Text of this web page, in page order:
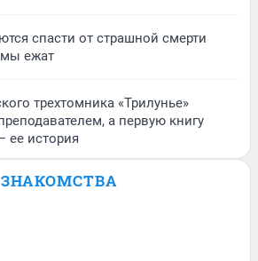
спасти от страшной смерти
ежат
трехтомника «Трилунье»
а первую книгу
ее история
ЗНАКОМСТВА